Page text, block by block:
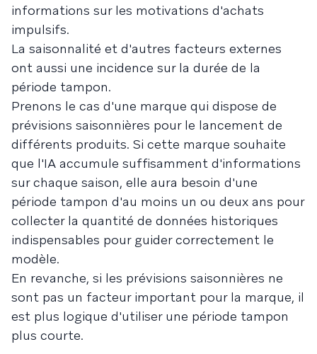
informations sur les motivations d'achats
impulsifs.
La saisonnalité et d'autres facteurs externes
ont aussi une incidence sur la durée de la
période tampon.
Prenons le cas d'une marque qui dispose de
prévisions saisonnières pour le lancement de
différents produits. Si cette marque souhaite
que l'IA accumule suffisamment d'informations
sur chaque saison, elle aura besoin d'une
période tampon d'au moins un ou deux ans pour
collecter la quantité de données historiques
indispensables pour guider correctement le
modèle.
En revanche, si les prévisions saisonnières ne
sont pas un facteur important pour la marque, il
est plus logique d'utiliser une période tampon
plus courte.